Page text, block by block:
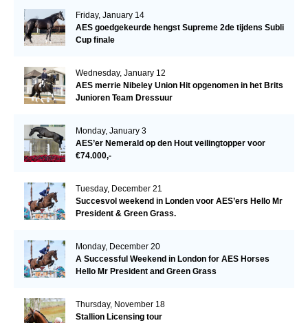
Friday, January 14
AES goedgekeurde hengst Supreme 2de tijdens Subli
Cup finale
Wednesday, January 12
AES merrie Nibeley Union Hit opgenomen in het Brits
Junioren Team Dressuur
Monday, January 3
AES’er Nemerald op den Hout veilingtopper voor
€74.000,-
Tuesday, December 21
Succesvol weekend in Londen voor AES’ers Hello Mr
President & Green Grass.
Monday, December 20
A Successful Weekend in London for AES Horses
Hello Mr President and Green Grass
Thursday, November 18
Stallion Licensing tour